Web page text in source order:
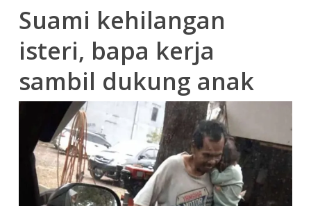
Suami kehilangan
isteri, bapa kerja
sambil dukung anak